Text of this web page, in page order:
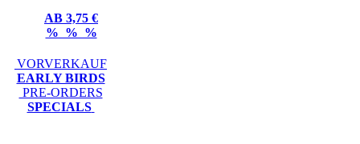
AB 3,75 €
% % %
VORVERKAUF
EARLY BIRDS
PRE-ORDERS
SPECIALS